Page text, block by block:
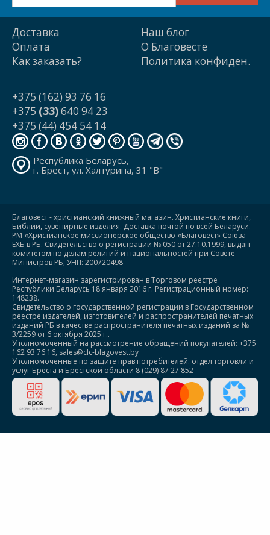
Доставка
Оплата
Как заказать?
Наш блог
О Благовесте
Политика конфиден.
+375 (162) 93 76 16
+375 (33)640 94 23
+375 (44) 454 54 14
Республика Беларусь,
г. Брест, ул. Халтурина, 31 "В"
Благовест - христианский книжный магазин. Христианские книги,
Библии, сувенирные изделия. Доставка почтой по всей Беларуси.
РМ «Христианское миссионерское общество «Благовест» Союза
ЕХБ в РБ. Свидетельство о регистрации № 050 от 27.10.1999, выдан
комитетом по делам религий и национальностей при Совете
Министров РБ; УНП: 200720498
Интернет-магазин зарегистрирован в Торговом реестре
Республики Беларусь 18 января 2016 г. Регистрационный номер:
148238.
Свидетельство о государственной регистрации в Государственном
реестре издателей, изготовителей и распространителей печатных
изданий РБ в качестве распространителя печатных изданий за №
3/2259 от 6 октября 2025 г..
Уполномоченный на рассмотрение обращений покупателей: +375
162 93 76 16, sales@clc-blagovest.by
Уполномоченные по защите прав потребителей: отдел торговли и
услуг Бреста и Брестской области 8 (029) 87 27 852